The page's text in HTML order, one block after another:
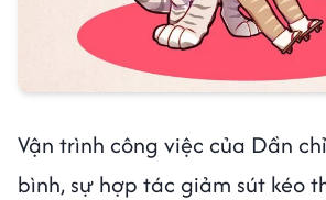
Vận trình công việc của Dần
bình, sự hợp tác giảm sút kéo